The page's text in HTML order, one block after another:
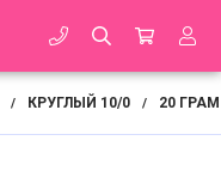
/ КРУГЛЫЙ 10/0 / 20